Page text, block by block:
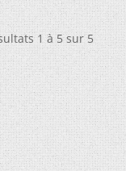
1 à 5 sur 5